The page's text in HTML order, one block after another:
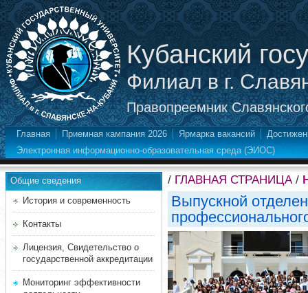
Кубанский
Филиал в г.
Правопреемник
Главная Приемная кампания 2026 Ярмарка вакансий
Электронная информационно-образовательная среда (ЭИОС)
Общие сведения
История и современность
Контакты
Лицензия, Свидетельство о
государственной аккредитации
Мониторинг эффективности
/ ГЛАВНАЯ СТРАНИЦА/
Выпускной